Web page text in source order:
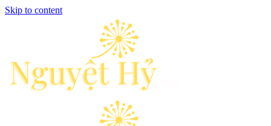
Skip to content